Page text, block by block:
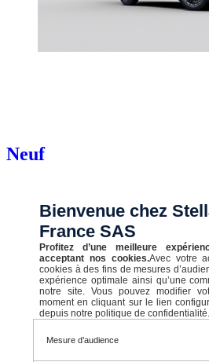
Neuf
Icône berline 23,8kWh
Électrique
Automatique
13 kWh/100km
190 km
A (0 g/km)
STELLANTIS &YOU LYON
Bienvenue chez
France SAS
Profitez d’une meilleure
acceptant nos cookies.Avec votre
cookies à des fins de mesures
expérience optimale ainsi qu’une
notre site. Vous pouvez modifier
moment en cliquant sur le lien
depuis notre politique de confidentialité.
Mesure d’audience